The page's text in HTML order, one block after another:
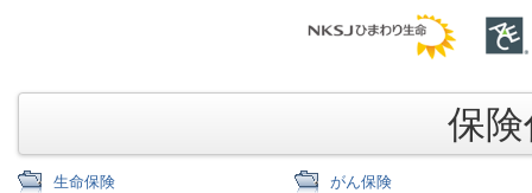
保
生命保険 がん保険